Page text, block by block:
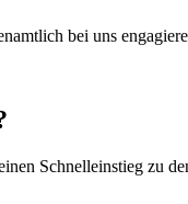
bei uns
Schnelleinstieg zu